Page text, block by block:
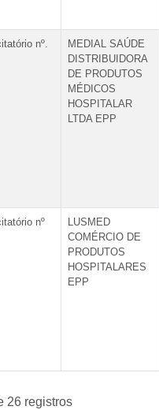
nº.
MEDIAL SAÚDE
DISTRIBUIDORA
DE PRODUTOS
MÉDICOS
HOSPITALAR
LTDA EPP
nº
LUSMED
COMÉRCIO DE
PRODUTOS
HOSPITALARES
EPP
26 registros